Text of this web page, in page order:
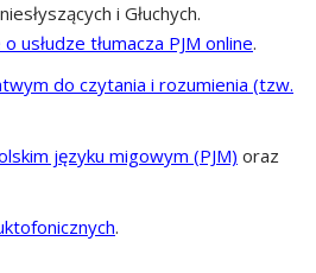
i Głuchych.
usłudze tłumacza PJM online.
do czytania i rozumienia (tzw.
języku migowym (PJM) oraz
.